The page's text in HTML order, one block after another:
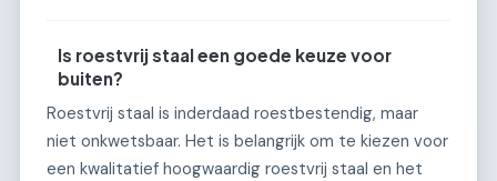
Is roestvrij staal een goede keuze voor
buiten?
Roestvrij staal is inderdaad roestbestendig, maar
niet onkwetsbaar. Het is belangrijk om te kiezen voor
een kwalitatief hoogwaardig roestvrij staal en het